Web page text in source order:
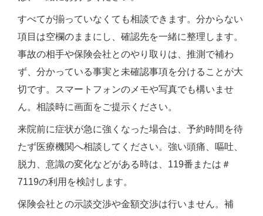
すべてが揃っていなくても相談できます。分からない
項目は空欄のままにし、確認先を一緒に整理します。
事故の相手や保険会社とのやり取りは、推測で補わ
ず、分かっている事実と未確認事項を分けることが大
切です。スマートフォンのメモや写真でも構いませ
ん。相談時に画面をご提示ください。
来院前に症状が急に強くなった場合は、予約時間を待
たず医療機関へ相談してください。強い頭痛、嘔吐、
脱力、意識の変化などがある時は、119番または＃
7119の利用を検討します。
保険会社との示談交渉や金額交渉は行いません。補